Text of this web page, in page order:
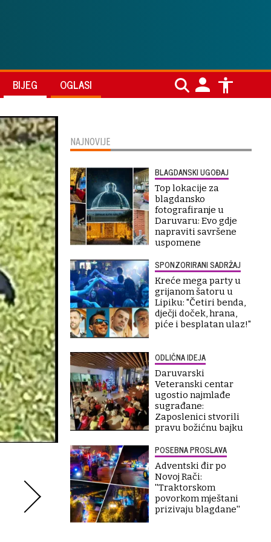
BIJEG OGLASI
NAJNOVIJE
BLAGDANSKI UGOĐAJ
Top lokacije za
blagdansko
fotografiranje u
Daruvaru: Evo gdje
napraviti savršene
uspomene
SPONZORIRANI SADRŽAJ
Kreće mega party u
grijanom šatoru u
Lipiku: "Četiri benda,
dječji doček, hrana,
piće i besplatan ulaz!"
ODLIČNA IDEJA
Daruvarski
Veteranski centar
ugostio najmlađe
sugrađane:
Zaposlenici stvorili
pravu božićnu bajku
POSEBNA PROSLAVA
Adventski đir po
Novoj Rači:
''Traktorskom
povorkom mještani
prizivaju blagdane''